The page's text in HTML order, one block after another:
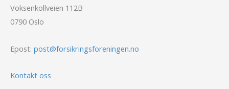
Voksenkollveien 112B
0790 Oslo
Epost: post@forsikringsforeningen.no
Kontakt oss